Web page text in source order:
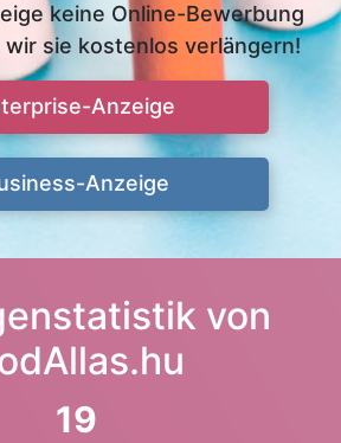
keine Online-Bewerbung
sie kostenlos verlängern!
Anzeige
Anzeige
von
19